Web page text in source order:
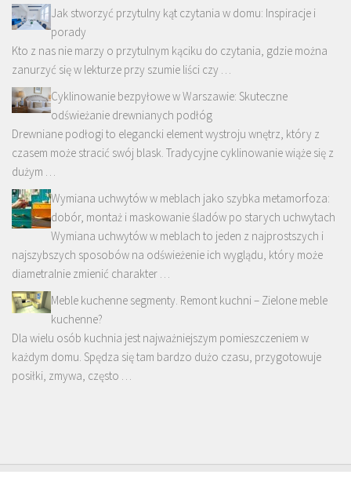
Jak stworzyć przytulny kąt czytania w domu: Inspiracje i
porady
Kto z nas nie marzy o przytulnym kąciku do czytania, gdzie można
zanurzyć się w lekturze przy szumie liści czy …
Cyklinowanie bezpyłowe w Warszawie: Skuteczne
odświeżanie drewnianych podłóg
Drewniane podłogi to elegancki element wystroju wnętrz, który z
czasem może stracić swój blask. Tradycyjne cyklinowanie wiąże się z
dużym …
Wymiana uchwytów w meblach jako szybka metamorfoza:
dobór, montaż i maskowanie śladów po starych uchwytach
Wymiana uchwytów w meblach to jeden z najprostszych i
najszybszych sposobów na odświeżenie ich wyglądu, który może
diametralnie zmienić charakter …
Meble kuchenne segmenty. Remont kuchni – Zielone meble
kuchenne?
Dla wielu osób kuchnia jest najważniejszym pomieszczeniem w
każdym domu. Spędza się tam bardzo dużo czasu, przygotowuje
posiłki, zmywa, często …